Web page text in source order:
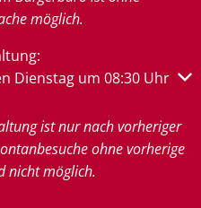
möglich.
oder Schließzeiten
Dienstag um 08:30 Uhr
ist nur nach vorheriger
ohne vorherige
nicht möglich.